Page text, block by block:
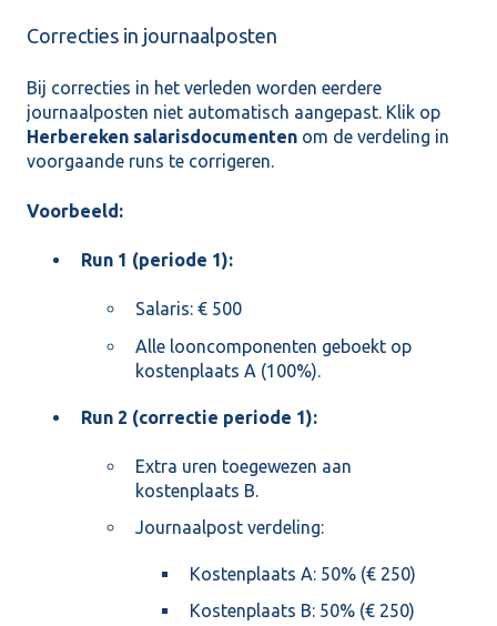
Correcties in journaalposten
Bij correcties in het verleden worden eerdere
journaalposten niet automatisch aangepast. Klik op
Herbereken salarisdocumenten om de verdeling in
voorgaande runs te corrigeren.
Voorbeeld:
Run 1 (periode 1):
Salaris: € 500
Alle looncomponenten geboekt op
kostenplaats A (100%).
Run 2 (correctie periode 1):
Extra uren toegewezen aan
kostenplaats B.
Journaalpost verdeling:
Kostenplaats A: 50% (€ 250)
Kostenplaats B: 50% (€ 250)